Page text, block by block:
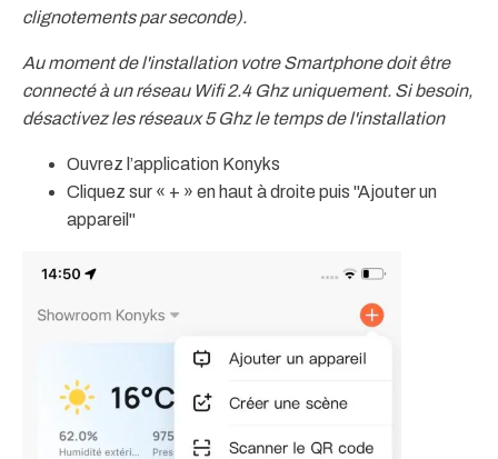
clignotements par seconde).
Au moment de l'installation votre Smartphone doit être
connecté à un réseau Wifi 2.4 Ghz uniquement. Si besoin,
désactivez les réseaux 5 Ghz le temps de l'installation
Ouvrez l’application Konyks
Cliquez sur « + » en haut à droite puis "Ajouter un
appareil"